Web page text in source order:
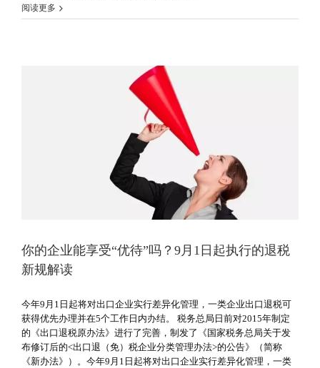
阅读更多
你的企业能享受“优待”吗？9月1日起执行的退税
新规解读
今年9月1日起将对出口企业实行差异化管理，一类企业出口退税可
获得优先办理并在5个工作日内办结。 税务总局日前对2015年制定
的《出口退税原办法》进行了完善，制发了《国家税务总局关于发
布修订后的<出口退（免）税企业分类管理办法>的公告》（简称
《新办法》）。今年9月1日起将对出口企业实行差异化管理，一类